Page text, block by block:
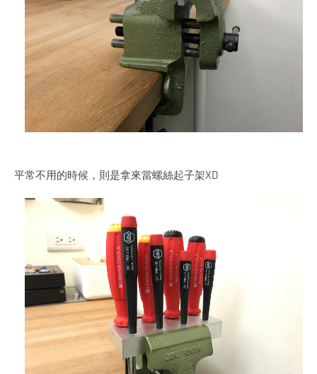
平常不用的時候，則是拿來當螺絲起子架XD